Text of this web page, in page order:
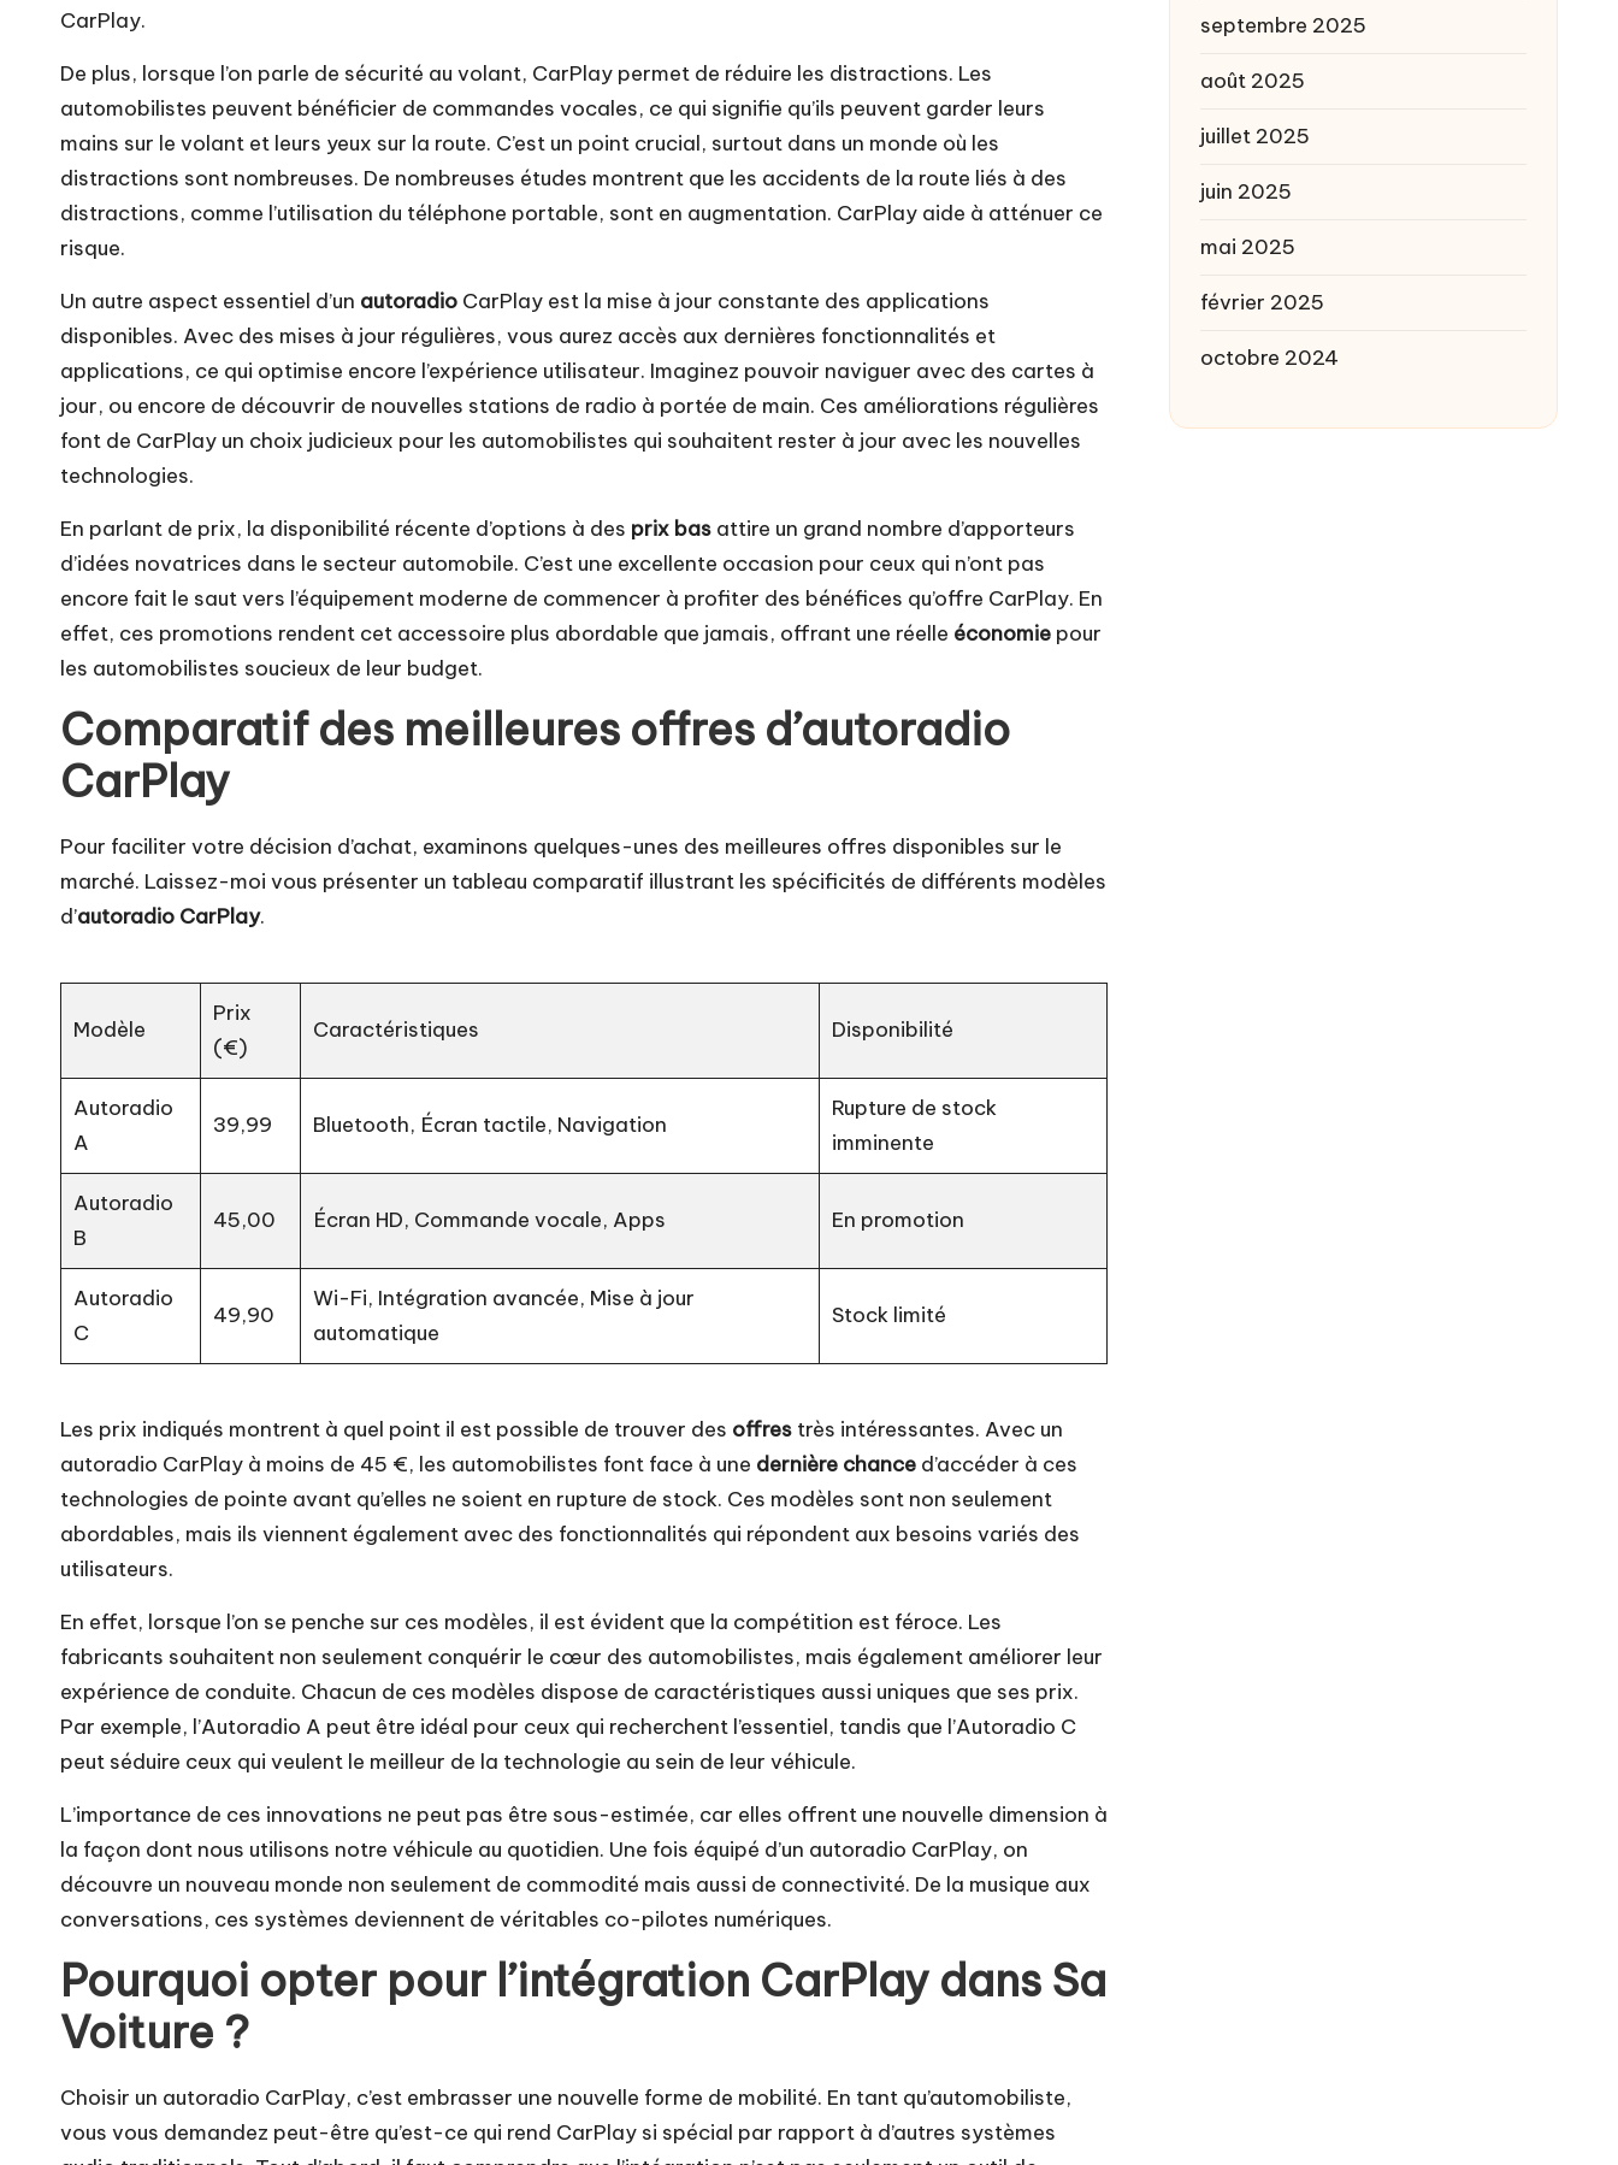
CarPlay.
De plus, lorsque l’on parle de sécurité au volant, CarPlay permet de réduire les distractions. Les
automobilistes peuvent bénéficier de commandes vocales, ce qui signifie qu’ils peuvent garder leurs
mains sur le volant et leurs yeux sur la route. C’est un point crucial, surtout dans un monde où les
distractions sont nombreuses. De nombreuses études montrent que les accidents de la route liés à des
distractions, comme l’utilisation du téléphone portable, sont en augmentation. CarPlay aide à atténuer ce
risque.
Un autre aspect essentiel d’un autoradio CarPlay est la mise à jour constante des applications
disponibles. Avec des mises à jour régulières, vous aurez accès aux dernières fonctionnalités et
applications, ce qui optimise encore l’expérience utilisateur. Imaginez pouvoir naviguer avec des cartes à
jour, ou encore de découvrir de nouvelles stations de radio à portée de main. Ces améliorations régulières
font de CarPlay un choix judicieux pour les automobilistes qui souhaitent rester à jour avec les nouvelles
technologies.
En parlant de prix, la disponibilité récente d’options à des prix bas attire un grand nombre d’apporteurs
d’idées novatrices dans le secteur automobile. C’est une excellente occasion pour ceux qui n’ont pas
encore fait le saut vers l’équipement moderne de commencer à profiter des bénéfices qu’offre CarPlay. En
effet, ces promotions rendent cet accessoire plus abordable que jamais, offrant une réelle économie pour
les automobilistes soucieux de leur budget.
Comparatif des meilleures offres d’autoradio
CarPlay
Pour faciliter votre décision d’achat, examinons quelques-unes des meilleures offres disponibles sur le
marché. Laissez-moi vous présenter un tableau comparatif illustrant les spécificités de différents modèles
d’autoradio CarPlay.
Modèle
Prix
(€)
Caractéristiques Disponibilité
Autoradio
A
39,99 Bluetooth, Écran tactile, Navigation
Rupture de stock
imminente
Autoradio
B
45,00 Écran HD, Commande vocale, Apps En promotion
Autoradio
C
49,90
Wi-Fi, Intégration avancée, Mise à jour
automatique
Stock limité
Les prix indiqués montrent à quel point il est possible de trouver des offres très intéressantes. Avec un
autoradio CarPlay à moins de 45 €, les automobilistes font face à une dernière chance d’accéder à ces
technologies de pointe avant qu’elles ne soient en rupture de stock. Ces modèles sont non seulement
abordables, mais ils viennent également avec des fonctionnalités qui répondent aux besoins variés des
utilisateurs.
En effet, lorsque l’on se penche sur ces modèles, il est évident que la compétition est féroce. Les
fabricants souhaitent non seulement conquérir le cœur des automobilistes, mais également améliorer leur
expérience de conduite. Chacun de ces modèles dispose de caractéristiques aussi uniques que ses prix.
Par exemple, l’Autoradio A peut être idéal pour ceux qui recherchent l’essentiel, tandis que l’Autoradio C
peut séduire ceux qui veulent le meilleur de la technologie au sein de leur véhicule.
L’importance de ces innovations ne peut pas être sous-estimée, car elles offrent une nouvelle dimension à
la façon dont nous utilisons notre véhicule au quotidien. Une fois équipé d’un autoradio CarPlay, on
découvre un nouveau monde non seulement de commodité mais aussi de connectivité. De la musique aux
conversations, ces systèmes deviennent de véritables co-pilotes numériques.
Pourquoi opter pour l’intégration CarPlay dans Sa
Voiture ?
Choisir un autoradio CarPlay, c’est embrasser une nouvelle forme de mobilité. En tant qu’automobiliste,
vous vous demandez peut-être qu’est-ce qui rend CarPlay si spécial par rapport à d’autres systèmes
septembre 2025
août 2025
juillet 2025
juin 2025
mai 2025
février 2025
octobre 2024